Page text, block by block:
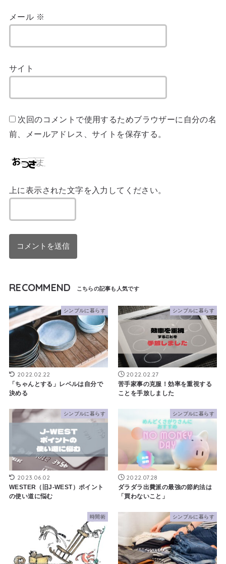
メール ※
サイト
次回のコメントで使用するためブラウザーに自分の名
前、メールアドレス、サイトを保存する。
上に表示された文字を入力してください。
RECOMMEND
シンプルに暮らす
2022.02.22
「ちゃんとする」レベルは自分で
決める
シンプルに暮らす
2022.02.27
苦手家事の克服！効率を重視する
ことを手放しました
シンプルに暮らす
2023.06.02
WESTER（旧J-WEST）ポイント
の使い道に悩む
シンプルに暮らす
2022.07.28
ダラダラ出費派の最強の節約法は
「買わないこと」
時間術 シンプルに暮らす